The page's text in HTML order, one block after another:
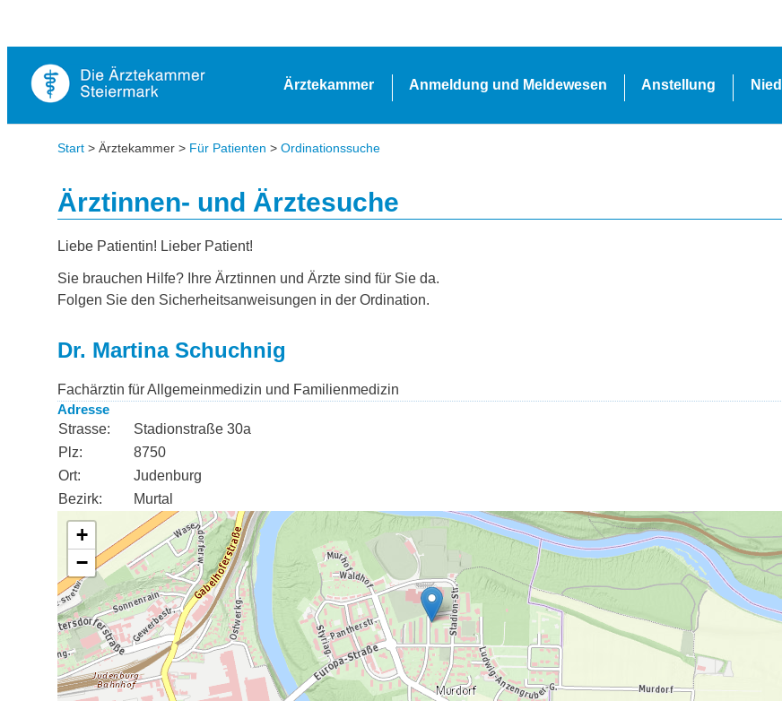
Ärztekammer Anmeldung und Meldewesen Anstellung
Start > Ärztekammer > Für Patienten > Ordinationssuche
Ärztinnen- und Ärztesuche
Liebe Patientin! Lieber Patient!
Sie brauchen Hilfe? Ihre Ärztinnen und Ärzte sind für Sie da.
Folgen Sie den Sicherheitsanweisungen in der Ordination.
Dr. Martina Schuchnig
Fachärztin für Allgemeinmedizin und Familienmedizin
Adresse
Strasse:
Stadionstraße 30a
Plz:
8750
Ort:
Judenburg
Bezirk:
Murtal